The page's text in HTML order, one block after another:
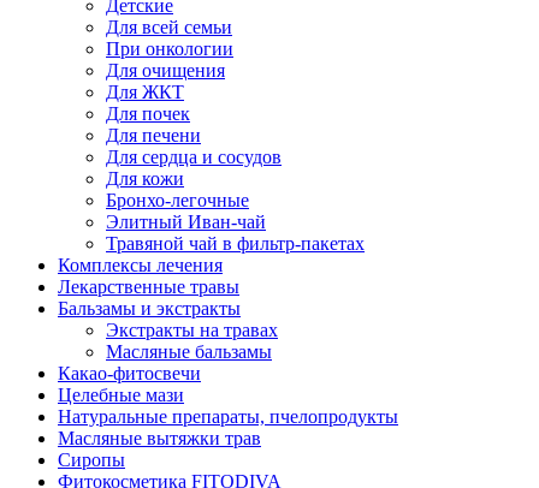
Детские
Для всей семьи
При онкологии
Для очищения
Для ЖКТ
Для почек
Для печени
Для сердца и сосудов
Для кожи
Бронхо-легочные
Элитный Иван-чай
Травяной чай в фильтр-пакетах
Комплексы лечения
Лекарственные травы
Бальзамы и экстракты
Экстракты на травах
Масляные бальзамы
Какао-фитосвечи
Целебные мази
Натуральные препараты, пчелопродукты
Масляные вытяжки трав
Сиропы
Фитокосметика FITODIVA